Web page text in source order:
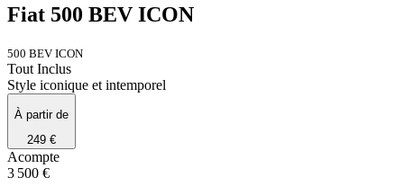
Fiat 500 BEV ICON
500 BEV ICON
Tout Inclus
Style iconique et intemporel
À partir de
249 €
Acompte
3 500 €